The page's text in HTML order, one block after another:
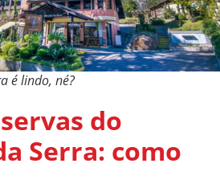
é lindo, né?
do
Serra: como